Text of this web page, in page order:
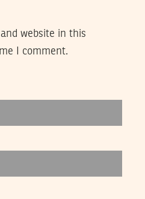
website in this
I comment.